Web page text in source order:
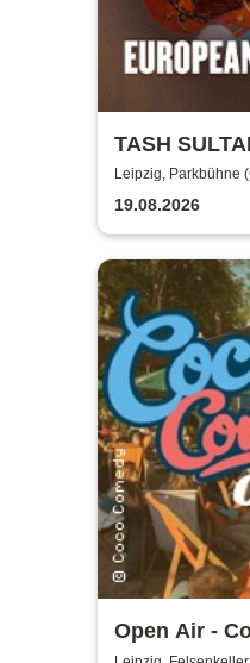
TASH
Tour 2026
Leipzig, Parkbühne
19.08.2026
Open Air -